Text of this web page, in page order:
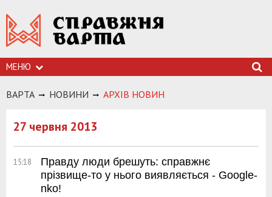
МЕНЮ
ВАРТА НОВИНИ АРХIВ НОВИН
27 червня 2013
15:18
Правду люди брешуть: справжнє
прізвище-то у нього виявляється - Google-
nko!